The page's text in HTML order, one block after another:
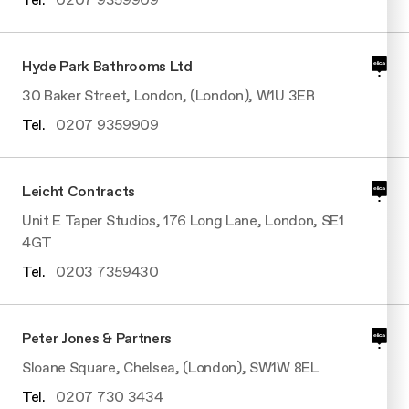
Hyde Park Bathrooms Ltd
30 Baker Street, London, (London), W1U 3ER
Tel. 0207 9359909
Leicht Contracts
Unit E Taper Studios, 176 Long Lane, London, SE1
4GT
Tel. 0203 7359430
Peter Jones & Partners
Sloane Square, Chelsea, (London), SW1W 8EL
Tel. 0207 730 3434